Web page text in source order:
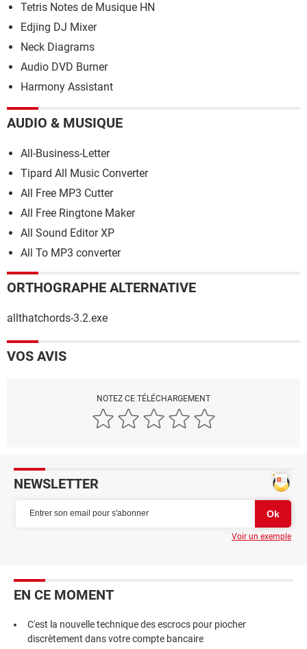
Tetris Notes de Musique HN
Edjing DJ Mixer
Neck Diagrams
Audio DVD Burner
Harmony Assistant
AUDIO & MUSIQUE
All-Business-Letter
Tipard All Music Converter
All Free MP3 Cutter
All Free Ringtone Maker
All Sound Editor XP
All To MP3 converter
ORTHOGRAPHE ALTERNATIVE
allthatchords-3.2.exe
VOS AVIS
NOTEZ CE TÉLÉCHARGEMENT
NEWSLETTER
Voir un exemple
EN CE MOMENT
C'est la nouvelle technique des escrocs pour piocher
discrètement dans votre compte bancaire